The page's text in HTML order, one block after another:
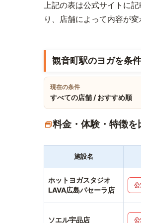
上記の表は公式サイトに
り、店舗によって内容が
観音町駅のヨガを条
現在の条件
すべての店舗 / おすすめ順
料金・体験・特徴を
施設名
ホットヨガスタジオ
LAVA広島パセーラ店
ソエル宇品店